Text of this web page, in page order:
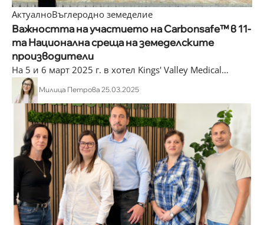
АктуалноВъглеродно земеделие
Важността на участието на Carbonsafe™ в 11-
та Национална среща на земеделските
производители
На 5 и 6 март 2025 г. в хотел Kings' Valley Medical…
Милица Петрова 25.03.2025